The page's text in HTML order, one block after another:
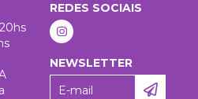
REDES SOCIAIS
NEWSLETTER